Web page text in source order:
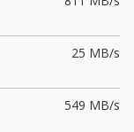
25 MB/s
549 MB/s